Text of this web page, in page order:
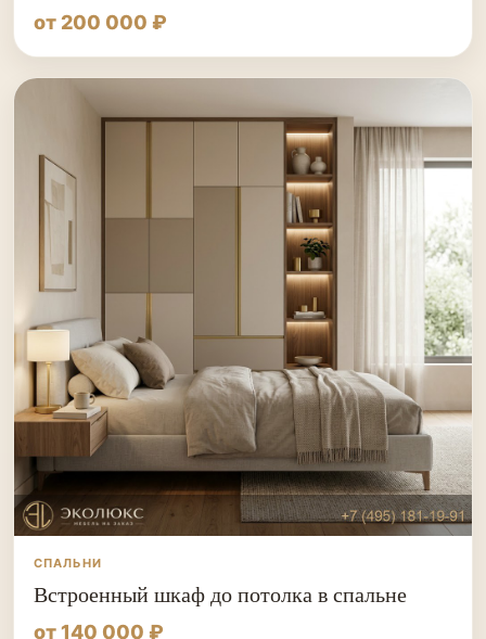
от 200 000 ₽
СПАЛЬНИ
Встроенный шкаф до потолка в спальне
от 140 000 ₽